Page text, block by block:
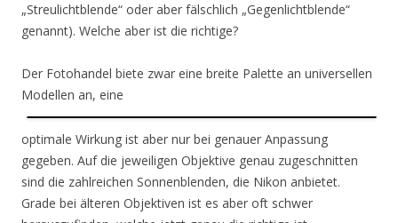
„Streulichtblende“ oder aber fälschlich „Gegenlichtblende“
genannt). Welche aber ist die richtige?
Der Fotohandel biete zwar eine breite Palette an universellen
Modellen an, eine
optimale Wirkung ist aber nur bei genauer Anpassung
gegeben. Auf die jeweiligen Objektive genau zugeschnitten
sind die zahlreichen Sonnenblenden, die Nikon anbietet.
Grade bei älteren Objektiven ist es aber oft schwer